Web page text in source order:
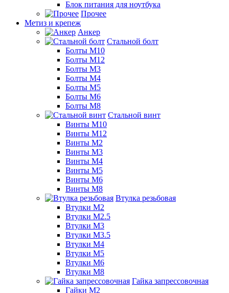
Блок питания для ноутбука
Прочее
Метиз и крепеж
Анкер
Стальной болт
Болты М10
Болты М12
Болты М3
Болты М4
Болты М5
Болты М6
Болты М8
Стальной винт
Винты М10
Винты М12
Винты М2
Винты М3
Винты М4
Винты М5
Винты М6
Винты М8
Втулка резьбовая
Втулки М2
Втулки М2.5
Втулки М3
Втулки М3.5
Втулки М4
Втулки М5
Втулки М6
Втулки М8
Гайка запрессовочная
Гайки М2